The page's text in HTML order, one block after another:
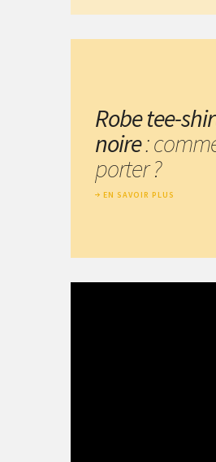
Robe tee-
noire:
porter ?
EN SAVOIR PLUS